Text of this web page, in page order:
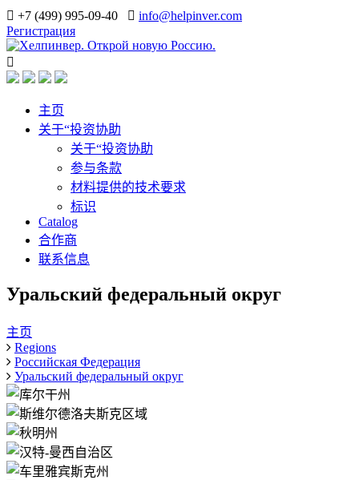
+7 (499) 995-09-40
info@helpinver.com
Регистрация
主页
关于“投资协助
关于“投资协助
参与条款
材料提供的技术要求
标识
Catalog
合作商
联系信息
Уральский федеральный округ
主页
Regions
Российская Федерация
Уральский федеральный округ